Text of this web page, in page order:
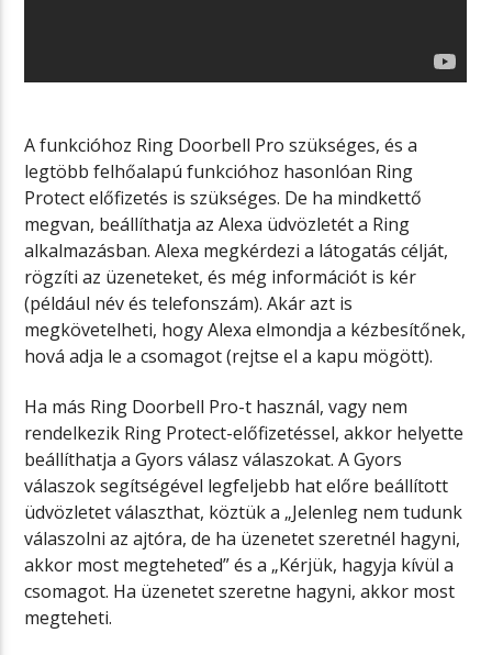
A funkcióhoz Ring Doorbell Pro szükséges, és a
legtöbb felhőalapú funkcióhoz hasonlóan Ring
Protect előfizetés is szükséges. De ha mindkettő
megvan, beállíthatja az Alexa üdvözletét a Ring
alkalmazásban. Alexa megkérdezi a látogatás célját,
rögzíti az üzeneteket, és még információt is kér
(például név és telefonszám). Akár azt is
megkövetelheti, hogy Alexa elmondja a kézbesítőnek,
hová adja le a csomagot (rejtse el a kapu mögött).
Ha más Ring Doorbell Pro-t használ, vagy nem
rendelkezik Ring Protect-előfizetéssel, akkor helyette
beállíthatja a Gyors válasz válaszokat. A Gyors
válaszok segítségével legfeljebb hat előre beállított
üdvözletet választhat, köztük a „Jelenleg nem tudunk
válaszolni az ajtóra, de ha üzenetet szeretnél hagyni,
akkor most megteheted” és a „Kérjük, hagyja kívül a
csomagot. Ha üzenetet szeretne hagyni, akkor most
megteheti.